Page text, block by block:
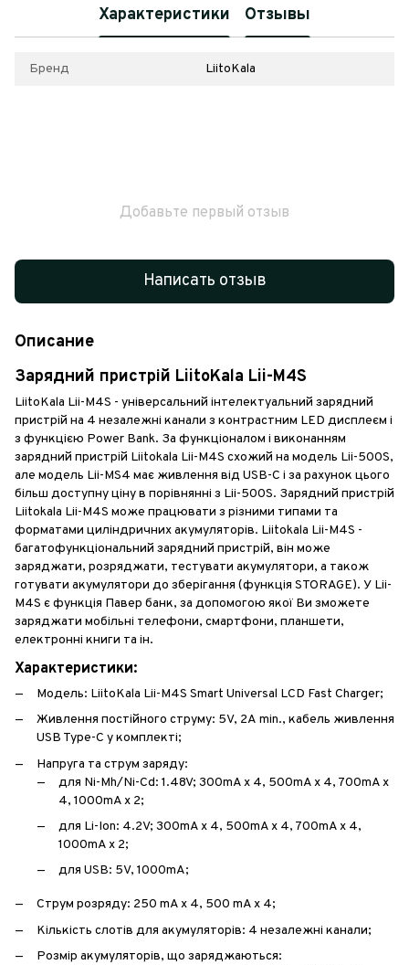
Характеристики Отзывы
Бренд LiitoKala
Добавьте первый отзыв
Написать отзыв
Описание
Зарядний пристрій LiitoKala Lii-M4S
LiitoKala Lii-M4S - універсальний інтелектуальний зарядний
пристрій на 4 незалежні канали з контрастним LED дисплеєм і
з функцією Power Bank. За функціоналом і виконанням
зарядний пристрій Liitokala Lii-M4S схожий на модель Lii-500S,
але модель Lii-MS4 має живлення від USB-C і за рахунок цього
більш доступну ціну в порівнянні з Lii-500S. Зарядний пристрій
Liitokala Lii-M4S може працювати з різними типами та
форматами циліндричних акумуляторів. Liitokala Lii-M4S -
багатофункціональний зарядний пристрій, він може
заряджати, розряджати, тестувати акумулятори, а також
готувати акумулятори до зберігання (функція STORAGE). У Lii-
M4S є функція Павер банк, за допомогою якої Ви зможете
заряджати мобільні телефони, смартфони, планшети,
електронні книги та ін.
Характеристики:
Модель: LiitoKala Lii-M4S Smart Universal LCD Fast Charger;
Живлення постійного струму: 5V, 2А min., кабель живлення
USB Type-C у комплекті;
Напруга та струм заряду:
для Ni-Mh/Ni-Cd: 1.48V; 300mA х 4, 500mA х 4, 700mA х
4, 1000mA х 2;
для Li-Ion: 4.2V; 300mA х 4, 500mA х 4, 700mA х 4,
1000mA х 2;
для USB: 5V, 1000mA;
Струм розряду: 250 mA х 4, 500 mA х 4;
Кількість слотів для акумуляторів: 4 незалежні канали;
Розмір акумуляторів, що заряджаються: